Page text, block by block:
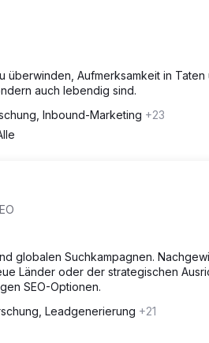
Aufmerksamkeit in Taten
auch lebendig sind.
Inbound-Marketing +23
globalen Suchkampagnen.
Länder oder der strategischen
SEO-Optionen.
Leadgenerierung +21